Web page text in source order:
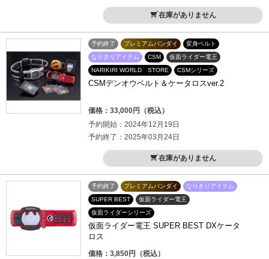
在庫がありません
予約終了 プレミアムバンダイ
変身ベルト
なりきりアイテム
CSM
仮面ライダー電王
NARIKIRI WORLD STORE
CSMシリーズ
CSMデンオウベルト＆ケータロスver.2
価格：33,000円（税込）
予約開始：2024年12月19日
予約終了：2025年03月24日
在庫がありません
予約終了 プレミアムバンダイ
なりきりアイテム
SUPER BEST
仮面ライダー電王
仮面ライダーシリーズ
仮面ライダー電王 SUPER BEST DXケータ
ロス
価格：3,850円（税込）